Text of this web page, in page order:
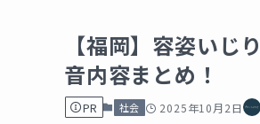
【福岡】容姿い
音内容まとめ！
PR 社会 2025年10月2日